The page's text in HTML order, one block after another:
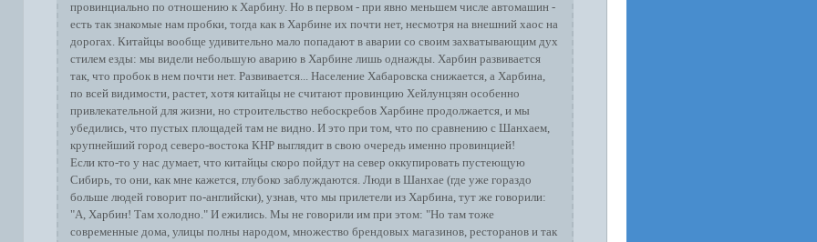
провинциально по отношению к Харбину. Но в первом - при явно меньшем числе автомашин -
есть так знакомые нам пробки, тогда как в Харбине их почти нет, несмотря на внешний хаос на
дорогах. Китайцы вообще удивительно мало попадают в аварии со своим захватывающим дух
стилем езды: мы видели небольшую аварию в Харбине лишь однажды. Харбин развивается
так, что пробок в нем почти нет. Развивается... Население Хабаровска снижается, а Харбина,
по всей видимости, растет, хотя китайцы не считают провинцию Хейлунцзян особенно
привлекательной для жизни, но строительство небоскребов Харбине продолжается, и мы
убедились, что пустых площадей там не видно. И это при том, что по сравнению с Шанхаем,
крупнейший город северо-востока КНР выглядит в свою очередь именно провинцией!
Если кто-то у нас думает, что китайцы скоро пойдут на север оккупировать пустеющую
Сибирь, то они, как мне кажется, глубоко заблуждаются. Люди в Шанхае (где уже гораздо
больше людей говорит по-английски), узнав, что мы прилетели из Харбина, тут же говорили:
"А, Харбин! Там холодно." И ежились. Мы не говорили им при этом: "Но там тоже
современные дома, улицы полны народом, множество брендовых магазинов, ресторанов и так